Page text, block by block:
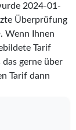
2024-01-
Überprüfung
. Wenn Ihnen
Tarif
gerne über
Tarif dann